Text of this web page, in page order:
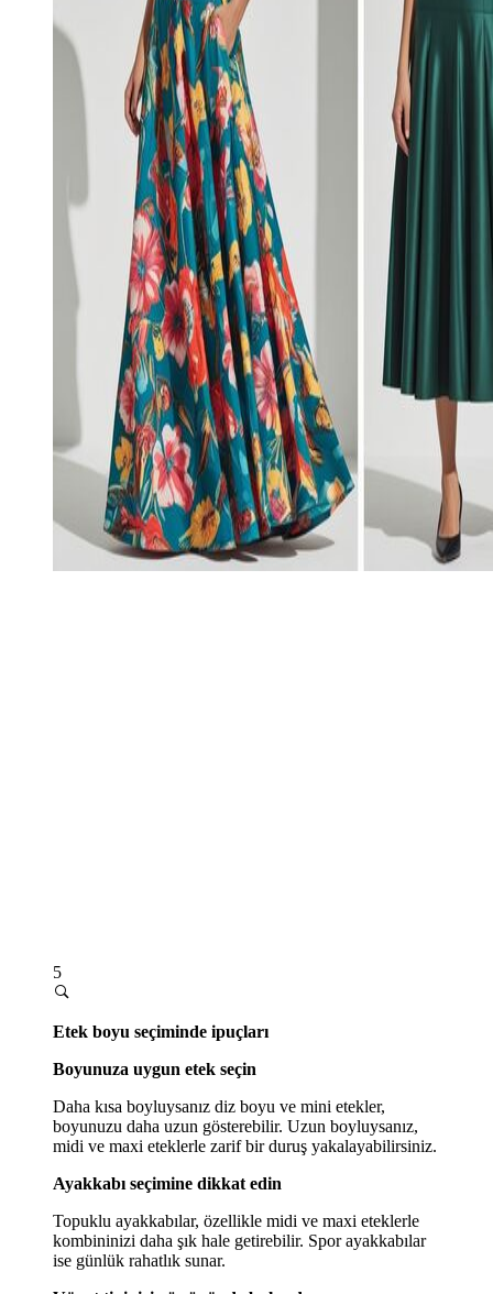
5
Etek boyu seçiminde ipuçları
Boyunuza uygun etek seçin
Daha kısa boyluysanız diz boyu ve mini etekler,
boyunuzu daha uzun gösterebilir. Uzun boyluysanız,
midi ve maxi eteklerle zarif bir duruş yakalayabilirsiniz.
Ayakkabı seçimine dikkat edin
Topuklu ayakkabılar, özellikle midi ve maxi eteklerle
kombininizi daha şık hale getirebilir. Spor ayakkabılar
ise günlük rahatlık sunar.